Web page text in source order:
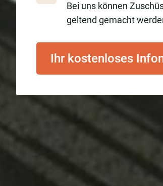
Bei uns können
geltend gemacht
Ihr kostenloses